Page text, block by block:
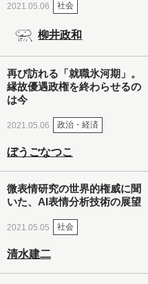
2021.05.06 社会
柳井政和
再び訪れる「就職氷河期」。
縁故優遇政権を終わらせるの
は今
2021.05.06 政治・経済
ぼうごなつこ
微表情研究の世界的権威に聞
いた、AI表情分析技術の展望
2021.05.05 社会
清水建二